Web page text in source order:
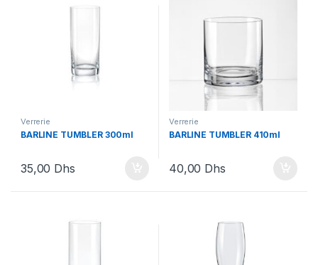
Verrerie
BARLINE TUMBLER 300ml
35,00 Dhs
Verrerie
BARLINE TUMBLER 410ml
40,00 Dhs